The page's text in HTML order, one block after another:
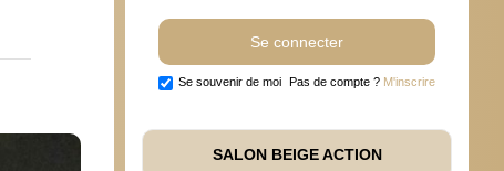
Se souvenir de moi Pas de compte ? M'inscrire
SALON BEIGE ACTION